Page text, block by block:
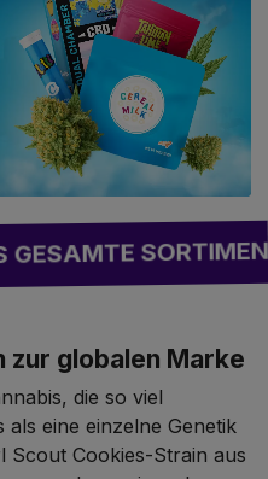
SORTIMENT! 2
zur globalen Marke
die so viel
als eine einzelne Genetik
Cookies-Strain aus